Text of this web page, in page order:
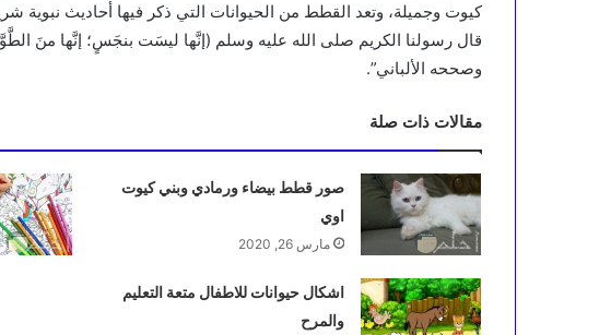
كيوت وجميلة، وتعد القطط من الحيوانات التي ذكر فيها أحاديث نبوية
قال رسولنا الكريم صلى الله عليه وسلم (إنَّها ليسَت بنجَسٍ؛ إنَّها منَ
وصححه الألباني”.
مقالات ذات صلة
صور قطط بيضاء ورمادي وبني كيوت
اوي
مارس 26, 2020
اشكال حيوانات للاطفال متعة التعليم
والمرح